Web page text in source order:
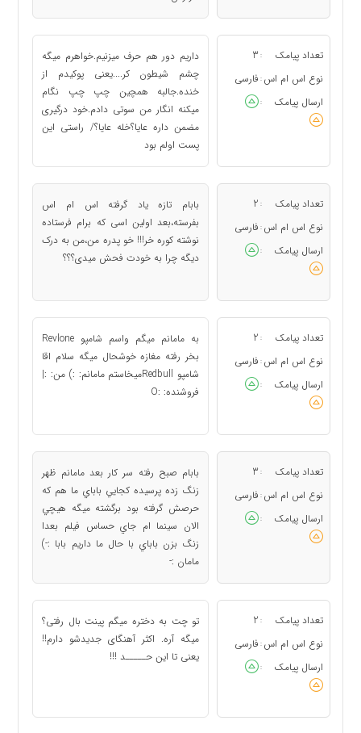
تعداد پیامک :
3
نوع اس ام اس : فارسی
ارسال پیامک
:
داریم دور هم حرف میزنیم.خواهرم میگه
چشم شیطون کر....یعنی پوکیدم از
خنده.جالبه همچین چپ چپ نگام
میکنه انگار من سوتی دادم.خود درگیری
مضمن داره عایا؟خله عایا؟/ راستی این
پست اولم بود
تعداد پیامک :
2
نوع اس ام اس : فارسی
ارسال پیامک
:
بابام تازه یاد گرفته اس ام اس
بفرسته،بعد اولین اسی که برام فرستاده
نوشته کوره خر!!! خو پدره من،من به درک
دیگه چرا به خودت فحش میدی؟؟؟
تعداد پیامک :
2
نوع اس ام اس : فارسی
ارسال پیامک
:
به مامانم میگم واسم شامپو Revlone
بخر رفته مغازه خوشحال میگه سلام اقا
شامپو Redbullمیخاستم مامانم: :) من: :|
فروشنده: :O
تعداد پیامک :
3
نوع اس ام اس : فارسی
ارسال پیامک
:
بابام صبح رفته سر كار بعد مامانم ظهر
زنگ زده پرسيده كجايي باباي ما هم كه
حرصش گرفته بود برگشته ميگه هيچي
الان سينما ام جاي حساس فيلم بعدا
زنگ بزن باباي با حال ما داريم بابا :-)
مامان :-
تعداد پیامک :
2
نوع اس ام اس : فارسی
ارسال پیامک
:
تو چت به دختره میگم پینت بال رفتی؟
میگه آره. اکثر آهنگای جدیدشو دارم!!
یعنی تا این حـــــد !!!